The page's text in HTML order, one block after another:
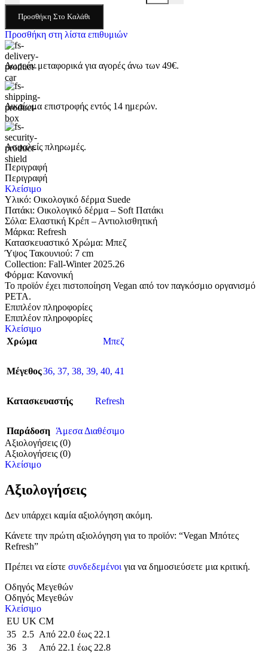
Προσθήκη Στο Καλάθι
Προσθήκη στη λίστα επιθυμιών
Δωρεάν μεταφορικά για αγορές άνω των 49€.
Δικαίωμα επιστροφής εντός 14 ημερών.
Ασφαλείς πληρωμές.
Περιγραφή
Περιγραφή
Κλείσιμο
Υλικό: Οικολογικό δέρμα Suede
Πατάκι: Οικολογικό δέρμα – Soft Πατάκι
Σόλα: Eλαστική Κρέπ – Αντιολισθητική
Μάρκα: Refresh
Κατασκευαστικό Χρώμα: Μπεζ
Ύψος Τακουνιού: 7 cm
Collection: Fall-Winter 2025.26
Φόρμα: Κανονική
Το προϊόν έχει πιστοποίηση Vegan από τον παγκόσμιο οργανισμό
PETA.
Επιπλέον πληροφορίες
Επιπλέον πληροφορίες
Κλείσιμο
Χρώμα
Μπεζ
Μέγεθος36, 37, 38, 39, 40, 41
Κατασκευαστής Refresh
Παράδοση Άμεσα Διαθέσιμο
Αξιολογήσεις (0)
Αξιολογήσεις (0)
Κλείσιμο
Αξιολογήσεις
Δεν υπάρχει καμία αξιολόγηση ακόμη.
Κάνετε την πρώτη αξιολόγηση για το προϊόν: “Vegan Μπότες
Refresh”
Πρέπει να είστε συνδεδεμένοι για να δημοσιεύσετε μια κριτική.
Οδηγός Μεγεθών
Οδηγός Μεγεθών
Κλείσιμο
EU UK CM
35
2.5 Από 22.0 έως 22.1
36 3
Από 22.1 έως 22.8